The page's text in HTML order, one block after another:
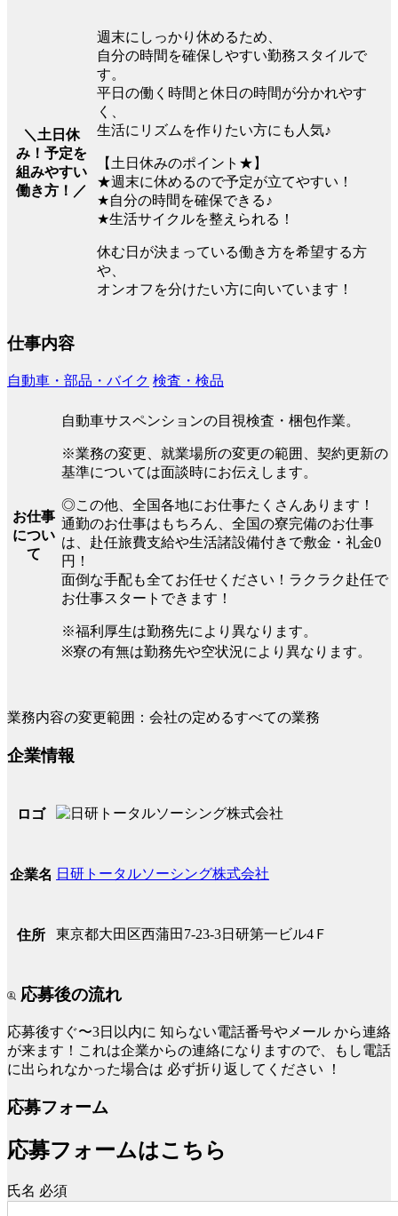
＼土日休
み！予定を
組みやすい
働き方！／
週末にしっかり休めるため、
自分の時間を確保しやすい勤務スタイルで
す。
平日の働く時間と休日の時間が分かれやす
く、
生活にリズムを作りたい方にも人気♪
【土日休みのポイント★】
★週末に休めるので予定が立てやすい！
★自分の時間を確保できる♪
★生活サイクルを整えられる！
休む日が決まっている働き方を希望する方
や、
オンオフを分けたい方に向いています！
仕事内容
自動車・部品・バイク 検査・検品
お仕事
につい
て
自動車サスペンションの目視検査・梱包作業。
※業務の変更、就業場所の変更の範囲、契約更新の
基準については面談時にお伝えします。
◎この他、全国各地にお仕事たくさんあります！
通勤のお仕事はもちろん、全国の寮完備のお仕事
は、赴任旅費支給や生活諸設備付きで敷金・礼金0
円！
面倒な手配も全てお任せください！ラクラク赴任で
お仕事スタートできます！
※福利厚生は勤務先により異なります。
※寮の有無は勤務先や空状況により異なります。
業務内容の変更範囲：会社の定めるすべての業務
企業情報
ロゴ
企業名 日研トータルソーシング株式会社
住所 東京都大田区西蒲田7-23-3日研第一ビル4Ｆ
応募後の流れ
応募後すぐ〜3日以内に 知らない電話番号やメール から連絡
が来ます！これは企業からの連絡になりますので、もし電話
に出られなかった場合は 必ず折り返してください ！
応募フォーム
応募フォームはこちら
氏名 必須